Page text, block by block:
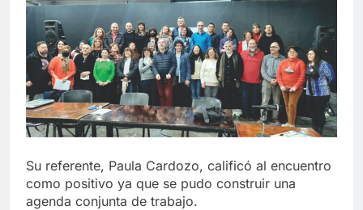
Su referente, Paula Cardozo, calificó al encuentro
como positivo ya que se pudo construir una
agenda conjunta de trabajo.